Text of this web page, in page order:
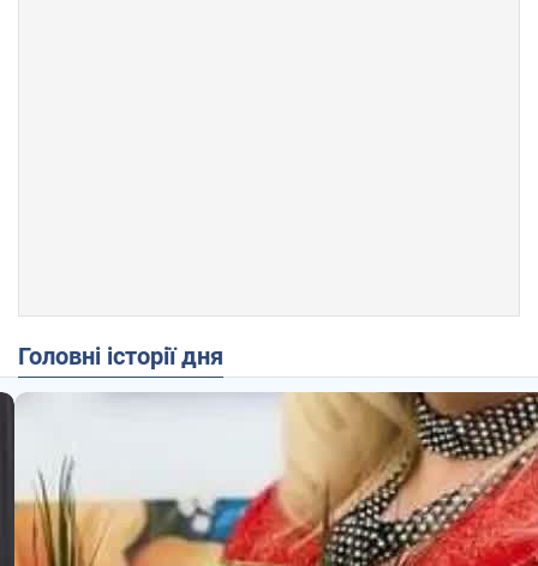
Головні історії дня